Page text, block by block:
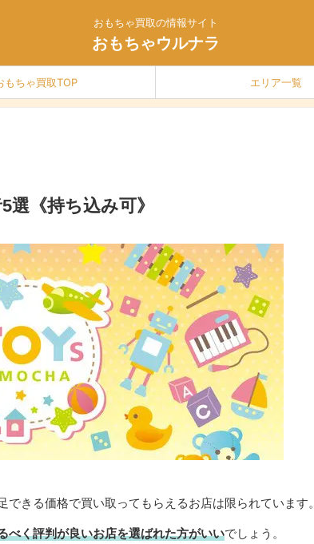
おもちゃ買取の情報サイト
おもちゃウルナラ
もちゃ買取TOP エリア一覧
選《持ち込み可》
きる価格で買い取ってもらえるお店は限られています。
べく評判が良いお店を選ばれた方がいいでしょう。